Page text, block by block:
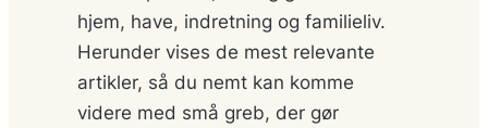
hjem, have, indretning og familieliv.
Herunder vises de mest relevante
artikler, så du nemt kan komme
videre med små greb, der gør